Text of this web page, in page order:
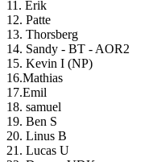
11. Erik
12. Patte
13. Thorsberg
14. Sandy - BT - AOR2
15. Kevin I (NP)
16.Mathias
17.Emil
18. samuel
19. Ben S
20. Linus B
21. Lucas U